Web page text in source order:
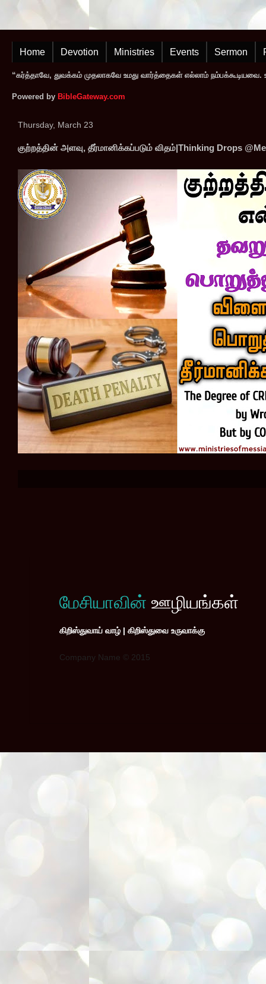
Home Devotion Ministries Events Sermon
“கர்த்தாவே, துவக்கம் முதலாகவே உமது வார்த்தைகள் எல்லாம் நம்பக்கூடியவை.
Powered by BibleGateway.com
Thursday, March 23
குற்றத்தின் அளவு, தீர்மானிக்கப்படும் விதம்|Thinking Drops
மேசியாவின் ஊழியங்கள்
கிறிஸ்துவாய் வாழ் | கிறிஸ்துவை உருவாக்கு
Company Name © 2015